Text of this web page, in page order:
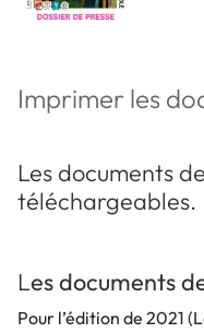
Imprimer les
Les documents
téléchargeables.
Les documents
Pour l’édition de 2021